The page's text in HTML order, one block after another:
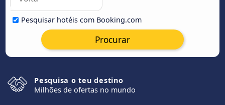
Pesquisar hotéis com Booking.com
Procurar
Pesquisa o teu destino
Milhões de ofertas no mundo